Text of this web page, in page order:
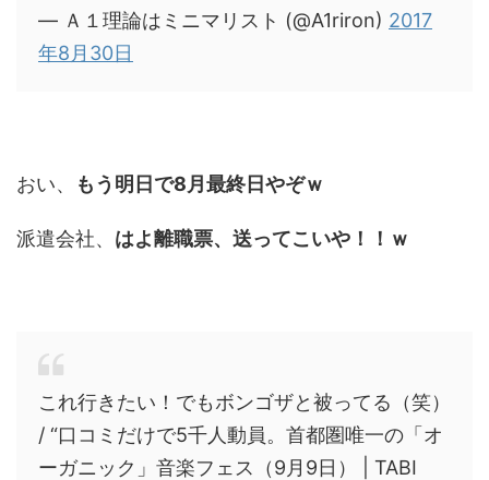
— Ａ１理論はミニマリスト (@A1riron) 2017
年8月30日
おい、 もう明日で8月最終日やぞｗ
派遣会社、 はよ離職票、送ってこいや！！ｗ
これ行きたい！でもボンゴザと被ってる（笑）
/ “口コミだけで5千人動員。首都圏唯一の「オ
ーガニック」音楽フェス（9月9日） | TABI